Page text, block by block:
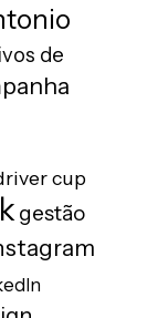
de
cup
gestão